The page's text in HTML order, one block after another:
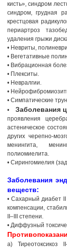
кисть», синдром
синдром, грудная
крестцовая
периартроз
удаления грыжи
• Невриты,
• Вегетативные
• Вибрационная
• Плекситы.
• Невралгии.
•
• Симпатические
• Заболевания
проявления
астеническое
других черепно-
менингита,
полиомиелита.
• Сирингомиелия
Заболевания
веществ:
• Сахарный диабет II
компенсации,
II–III степени.
• Диффузный
а) Тиреотоксикоз